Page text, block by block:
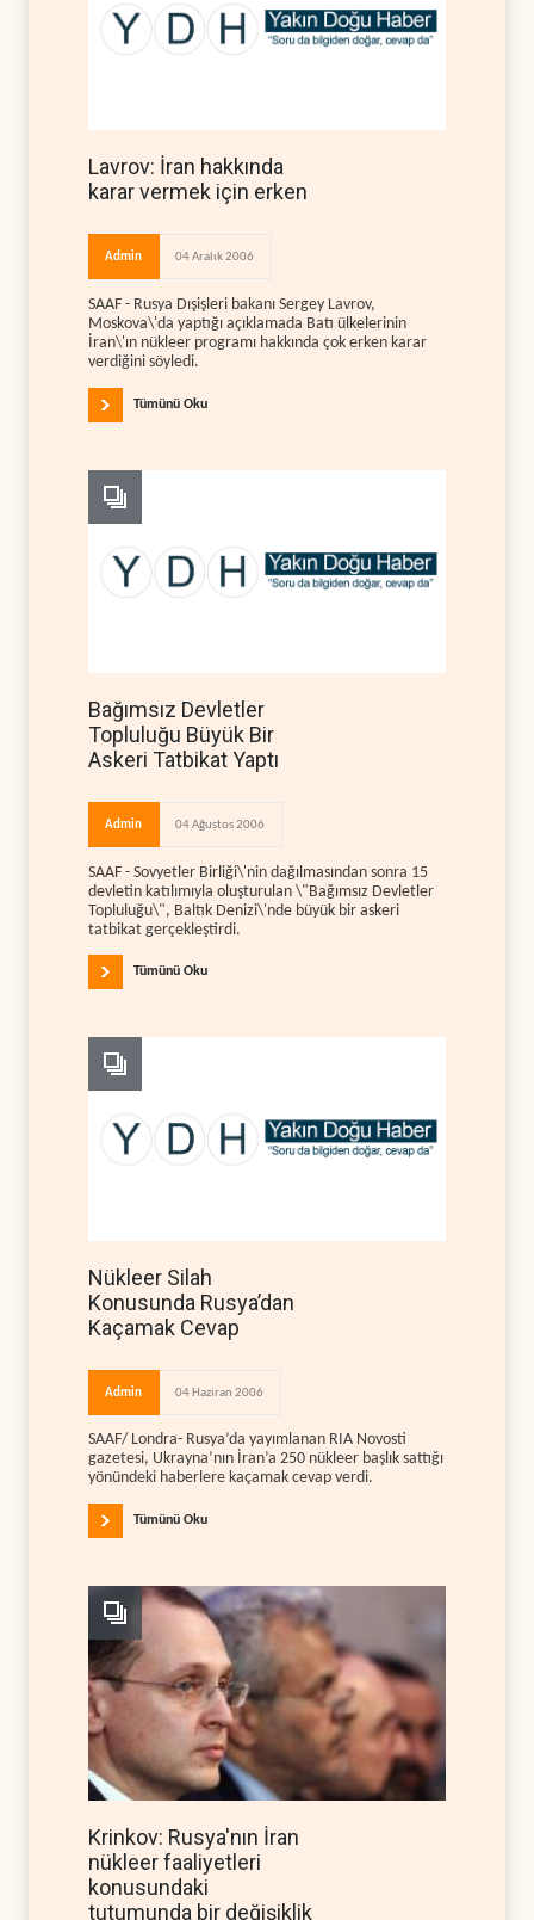
Lavrov: İran hakkında
karar vermek için erken
Admin 04 Aralık 2006
SAAF - Rusya Dışişleri bakanı Sergey Lavrov,
Moskova\'da yaptığı açıklamada Batı ülkelerinin
İran\'ın nükleer programı hakkında çok erken karar
verdiğini söyledi.
Tümünü Oku
Bağımsız Devletler
Topluluğu Büyük Bir
Askeri Tatbikat Yaptı
Admin 04 Ağustos 2006
SAAF - Sovyetler Birliği\'nin dağılmasından sonra 15
devletin katılımıyla oluşturulan \"Bağımsız Devletler
Topluluğu\", Baltık Denizi\'nde büyük bir askeri
tatbikat gerçekleştirdi.
Tümünü Oku
Nükleer Silah
Konusunda Rusya’dan
Kaçamak Cevap
Admin 04 Haziran 2006
SAAF/ Londra- Rusya’da yayımlanan RIA Novosti
gazetesi, Ukrayna’nın İran’a 250 nükleer başlık sattığı
yönündeki haberlere kaçamak cevap verdi.
Tümünü Oku
Krinkov: Rusya'nın İran
nükleer faaliyetleri
konusundaki
tutumunda bir değişiklik